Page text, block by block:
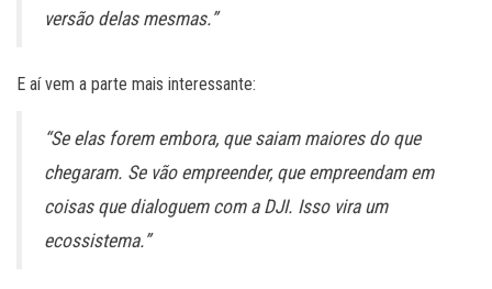
versão delas mesmas.”
E aí vem a parte mais interessante:
“Se elas forem embora, que saiam maiores do que
chegaram. Se vão empreender, que empreendam em
coisas que dialoguem com a DJI. Isso vira um
ecossistema.”